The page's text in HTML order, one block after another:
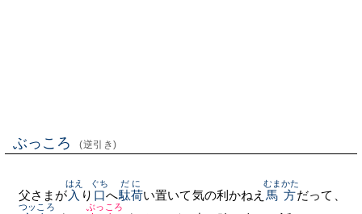
ぶっころ (逆引き)
父さまが 入
はえ
り 口
ぐち
へ駄荷
だに
い置いて気の利かねえ 馬方
むまかた
だって、
つッころ ぶっころ